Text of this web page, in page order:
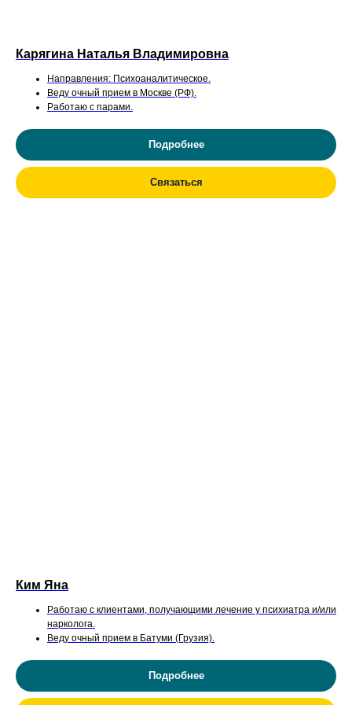
Карягина Наталья Владимировна
Направления: Психоаналитическое.
Веду очный прием в Москве (РФ).
Работаю с парами.
Подробнее
Связаться
Ким Яна
Работаю с клиентами, получающими лечение у психиатра и/или
нарколога.
Веду очный прием в Батуми (Грузия).
Подробнее